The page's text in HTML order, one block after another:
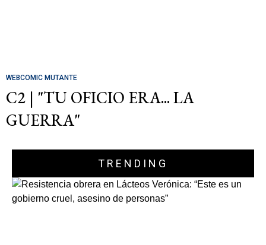
WEBCOMIC MUTANTE
C2 | "TU OFICIO ERA... LA
GUERRA"
TRENDING